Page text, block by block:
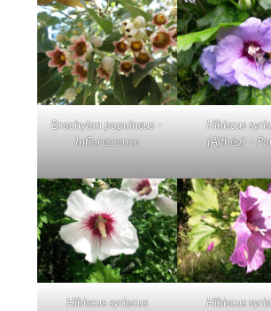
Brachyton populneus –
Inflorescence
Hibiscus
(Althéa) –
Hibiscus syriacus
Hibiscus